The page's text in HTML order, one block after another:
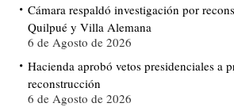
Cámara respaldó investigación por
Quilpué y Villa Alemana
6 de Agosto de 2026
Hacienda aprobó vetos presidenciales a
reconstrucción
6 de Agosto de 2026